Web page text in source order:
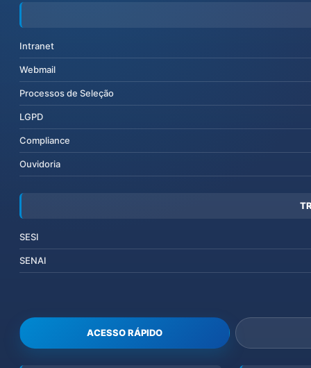
Intranet
Webmail
Processos de Seleção
LGPD
Compliance
Ouvidoria
SESI
SENAI
ACESSO RÁPIDO